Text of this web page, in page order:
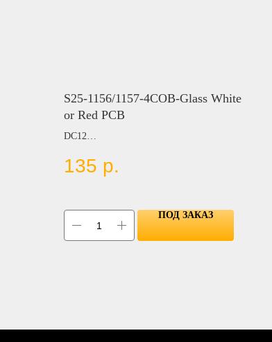
S25-1156/1157-4COB-Glass White
or Red PCB
DC12
WHITE
AMBER
GREEN
ICE BLUE
135 р.
ПОД ЗАКАЗ